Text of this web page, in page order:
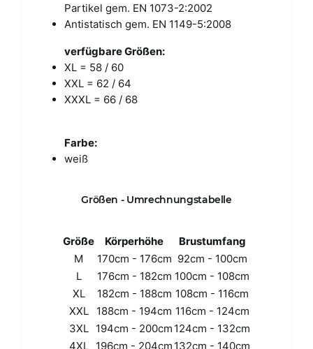
Partikel gem. EN 1073-2:2002
Antistatisch gem. EN 1149-5:2008
verfügbare Größen:
XL = 58 / 60
XXL = 62 / 64
XXXL = 66 / 68
Farbe:
weiß
Größen - Umrechnungstabelle
Größe Körperhöhe
Brustumfang
M
170cm - 176cm 92cm - 100cm
L
176cm - 182cm 100cm - 108cm
XL
182cm - 188cm 108cm - 116cm
XXL
188cm - 194cm 116cm - 124cm
3XL
194cm - 200cm 124cm - 132cm
4XL
196cm - 204cm 132cm - 140cm